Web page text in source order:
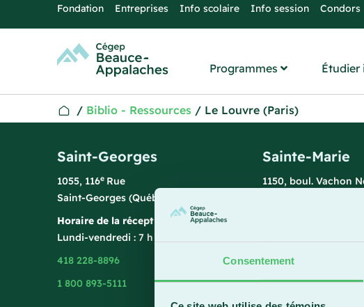
Consentement
Fondation Entreprises Info scolaire Info session Condors
Programmes Étudier
/ Biblio - Ressources / Le Louvre (Paris)
Saint-Georges
1055, 116e Rue
Saint-Georges (Québec) G5Y 3G1
Horaire de la réception
Lundi-vendredi : 7 h 45 à 15 h 45
418 228-8896
1 800 893-5111
Sainte-Marie
1150, boul. Vachon
418 387-8896